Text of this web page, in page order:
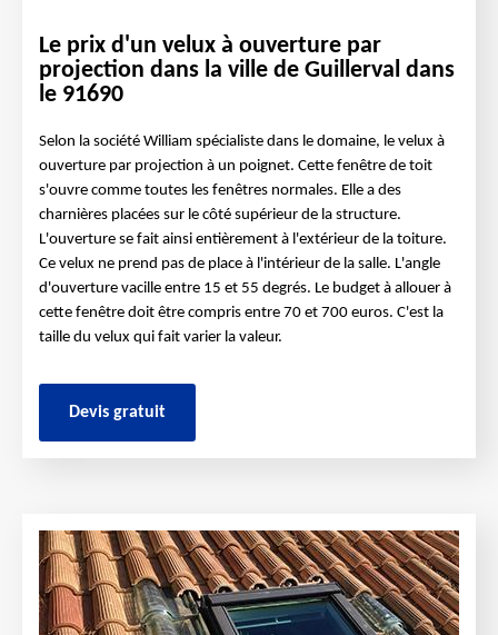
Le prix d'un velux à ouverture par
projection dans la ville de Guillerval dans
le 91690
Selon la société William spécialiste dans le domaine, le velux à
ouverture par projection à un poignet. Cette fenêtre de toit
s'ouvre comme toutes les fenêtres normales. Elle a des
charnières placées sur le côté supérieur de la structure.
L'ouverture se fait ainsi entièrement à l'extérieur de la toiture.
Ce velux ne prend pas de place à l'intérieur de la salle. L'angle
d'ouverture vacille entre 15 et 55 degrés. Le budget à allouer à
cette fenêtre doit être compris entre 70 et 700 euros. C'est la
taille du velux qui fait varier la valeur.
Devis gratuit